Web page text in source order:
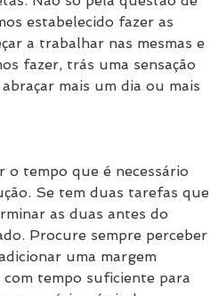
estabelecido fazer as
a trabalhar nas mesmas e
fazer, trás uma sensação
mais um dia ou mais
o tempo que é necessário
Se tem duas tarefas que
as duas antes do
Procure sempre perceber
uma margem
tempo suficiente para